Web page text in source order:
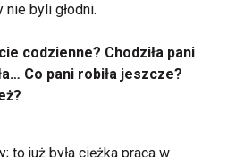
nie byli głodni.
codzienne? Chodziła pani
Co pani robiła jeszcze?
to już była ciężka praca w